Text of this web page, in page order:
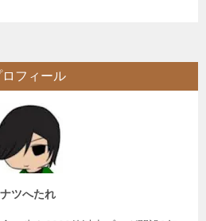
ロフィール
ナツへたれ